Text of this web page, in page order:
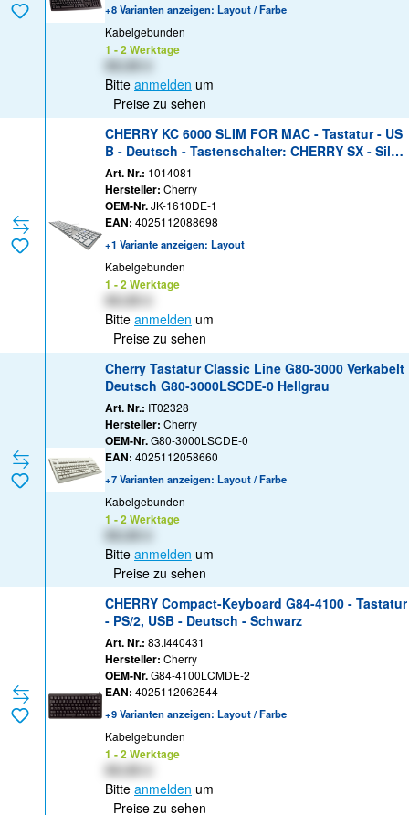
+8 Varianten anzeigen: Layout / Farbe
Kabelgebunden
1 - 2 Werktage
Bitte anmelden um
Preise zu sehen
CHERRY KC 6000 SLIM FOR MAC - Tastatur - US
B - Deutsch - Tastenschalter: CHERRY SX - Silbe
r
Art. Nr.: 1014081
Hersteller: Cherry
OEM-Nr.JK-1610DE-1
EAN: 4025112088698
+1 Variante anzeigen: Layout
Kabelgebunden
1 - 2 Werktage
XX,XX €
Bitte anmelden um
Preise zu sehen
Cherry Tastatur Classic Line G80-3000 Verkabelt
Deutsch G80-3000LSCDE-0 Hellgrau
Art. Nr.: IT02328
Hersteller: Cherry
OEM-Nr.G80-3000LSCDE-0
EAN: 4025112058660
+7 Varianten anzeigen: Layout / Farbe
Kabelgebunden
1 - 2 Werktage
Bitte anmelden um
Preise zu sehen
CHERRY Compact-Keyboard G84-4100 - Tastatur
- PS/2, USB - Deutsch - Schwarz
Art. Nr.: 83.I440431
Hersteller: Cherry
OEM-Nr.G84-4100LCMDE-2
EAN: 4025112062544
+9 Varianten anzeigen: Layout / Farbe
Kabelgebunden
1 - 2 Werktage
XX,XX €
Bitte anmelden um
Preise zu sehen